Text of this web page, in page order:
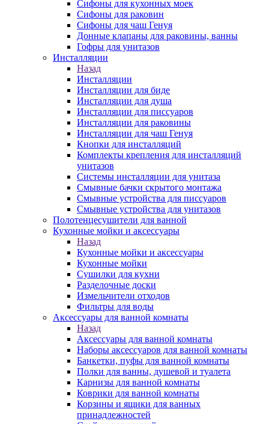
Сифоны для кухонных моек
Сифоны для раковин
Сифоны для чаш Генуя
Донные клапаны для раковины, ванны
Гофры для унитазов
Инсталляции
Назад
Инсталляции
Инсталляции для биде
Инсталляции для душа
Инсталляции для писсуаров
Инсталляции для раковины
Инсталляции для чаш Генуя
Кнопки для инсталляций
Комплекты крепления для инсталляций
унитазов
Системы инсталляции для унитаза
Смывные бачки скрытого монтажа
Смывные устройства для писсуаров
Смывные устройства для унитазов
Полотенцесушители для ванной
Кухонные мойки и аксессуары
Назад
Кухонные мойки и аксессуары
Кухонные мойки
Сушилки для кухни
Разделочные доски
Измельчители отходов
Фильтры для воды
Аксессуары для ванной комнаты
Назад
Аксессуары для ванной комнаты
Наборы аксессуаров для ванной комнаты
Банкетки, пуфы для ванной комнаты
Полки для ванны, душевой и туалета
Карнизы для ванной комнаты
Коврики для ванной комнаты
Корзины и ящики для ванных
принадлежностей